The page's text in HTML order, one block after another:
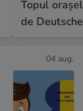
Topul
de
04 aug.